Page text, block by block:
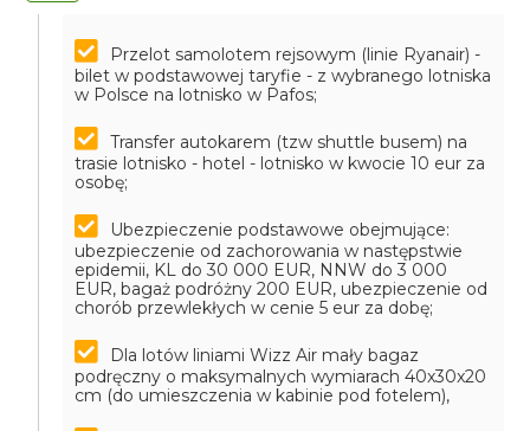
Przelot samolotem rejsowym (linie Ryanair) -
bilet w podstawowej taryfie - z wybranego lotniska
w Polsce na lotnisko w Pafos;
Transfer autokarem (tzw shuttle busem) na
trasie lotnisko - hotel - lotnisko w kwocie 10 eur za
osobę;
Ubezpieczenie podstawowe obejmujące:
ubezpieczenie od zachorowania w następstwie
epidemii, KL do 30 000 EUR, NNW do 3 000
EUR, bagaż podróżny 200 EUR, ubezpieczenie od
chorób przewlekłych w cenie 5 eur za dobę;
Dla lotów liniami Wizz Air mały bagaz
podręczny o maksymalnych wymiarach 40x30x20
cm (do umieszczenia w kabinie pod fotelem),